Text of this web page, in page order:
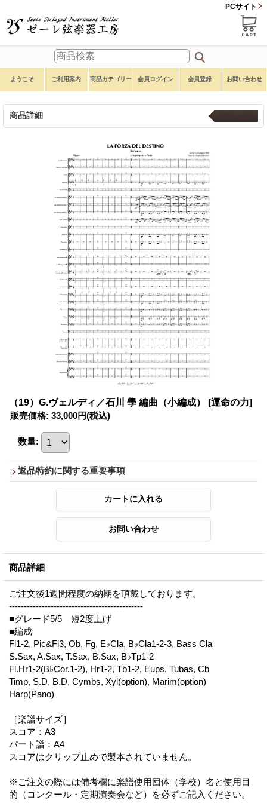
PCサイト
ようこそ ご利用案内 商品カテゴリー 会員ログイン 会員登録 お問い合わせ
商品詳細
（19）G.ヴェルディ／石川 學 編曲（小編成）
[運命の力]
販売価格: 33,000円(税込)
数量:
返品特約に関する重要事項
商品詳細
ご注文後1週間程度の納期を頂戴しております。
---------------------------------------------
■グレード5/5 短2度上げ
■編成
Fl1-2, Pic&Fl3, Ob, Fg, E♭Cla, B♭Cla1-2-3, Bass Cla
S.Sax, A.Sax, T.Sax, B.Sax, B♭Tp1-2
Fl.Hr1-2(B♭Cor.1-2), Hr1-2, Tb1-2, Eups, Tubas, Cb
Timp, S.D, B.D, Cymbs, Xyl(option), Marim(option)
Harp(Pano)
［楽譜サイズ］
スコア：A3
パート譜：A4
スコアはクリップ止めで製本されていません。
※ご注文の際には備考欄に楽譜使用団体（学校）名と使用目
的（コンクール・定期演奏会など）を必ずご記入ください。